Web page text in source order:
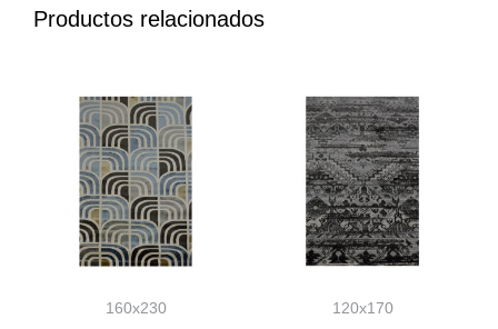
Productos relacionados
160x230 120x170